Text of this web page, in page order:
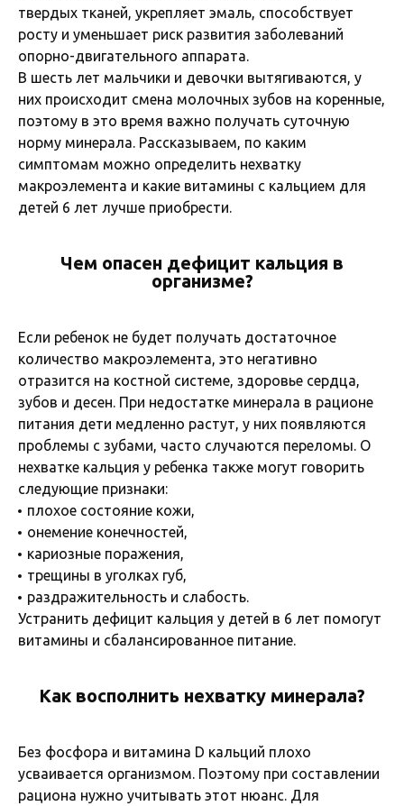
твердых тканей, укрепляет эмаль, способствует
росту и уменьшает риск развития заболеваний
опорно-двигательного аппарата.
В шесть лет мальчики и девочки вытягиваются, у
них происходит смена молочных зубов на коренные,
поэтому в это время важно получать суточную
норму минерала. Рассказываем, по каким
симптомам можно определить нехватку
макроэлемента и какие витамины с кальцием для
детей 6 лет лучше приобрести.
Чем опасен дефицит кальция в
организме?
Если ребенок не будет получать достаточное
количество макроэлемента, это негативно
отразится на костной системе, здоровье сердца,
зубов и десен. При недостатке минерала в рационе
питания дети медленно растут, у них появляются
проблемы с зубами, часто случаются переломы. О
нехватке кальция у ребенка также могут говорить
следующие признаки:
плохое состояние кожи,
онемение конечностей,
кариозные поражения,
трещины в уголках губ,
раздражительность и слабость.
Устранить дефицит кальция у детей в 6 лет помогут
витамины и сбалансированное питание.
Как восполнить нехватку минерала?
Без фосфора и витамина D кальций плохо
усваивается организмом. Поэтому при составлении
рациона нужно учитывать этот нюанс. Для